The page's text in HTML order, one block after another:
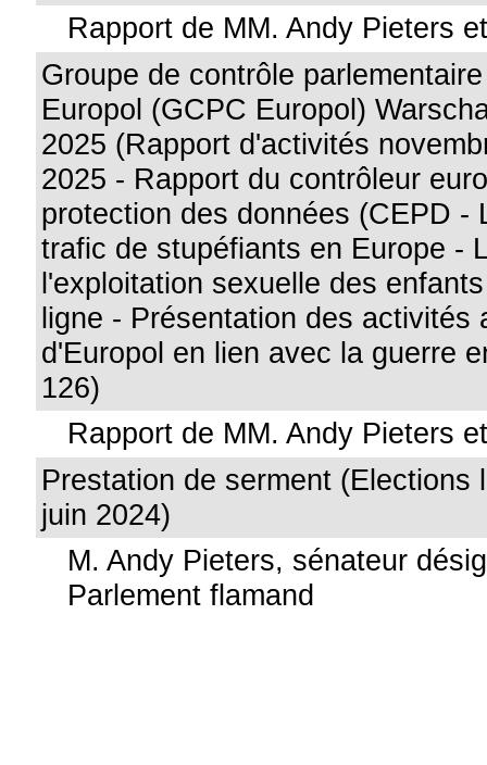
Rapport de MM. Andy Pieters
Groupe de contrôle
Europol (GCPC Europol)
2025 (Rapport d'activités
2025 - Rapport du contrôleur
protection des données (CEPD -
trafic de stupéfiants en Europe -
l'exploitation sexuelle des
ligne - Présentation des activités
d'Europol en lien avec la guerre
126)
Rapport de MM. Andy Pieters
Prestation de serment (Elections
juin 2024)
M. Andy Pieters, sénateur
Parlement flamand